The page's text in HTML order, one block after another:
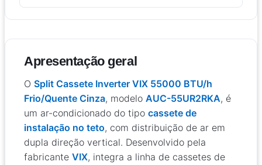
Apresentação geral
O Split Cassete Inverter VIX 55000 BTU/h
Frio/Quente Cinza, modelo AUC-55UR2RKA, é
um ar-condicionado do tipo cassete de
instalação no teto, com distribuição de ar em
dupla direção vertical. Desenvolvido pela
fabricante VIX, integra a linha de cassetes de